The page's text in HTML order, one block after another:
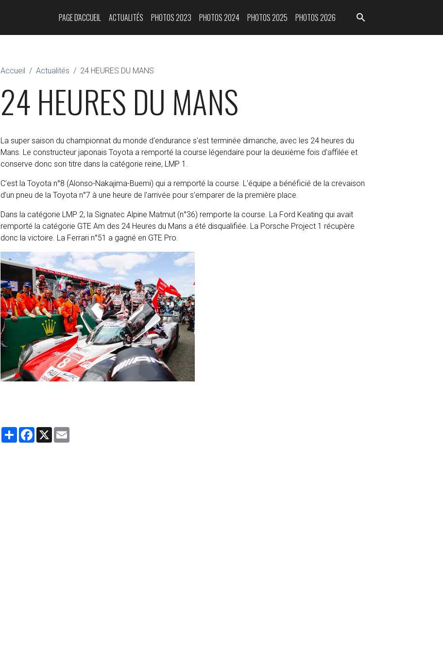
PAGE D'ACCUEIL ACTUALITÉS PHOTOS 2023 PHOTOS 2024 PHOTOS 2025 PHOTOS 2026
Accueil Actualités 24 HEURES DU MANS
24 HEURES DU MANS
La super saison du championnat du monde d'endurance s'est terminée dimanche, avec les 24 heures du
Mans. Le constructeur japonais Toyota a remporté la course légendaire pour la deuxième fois d'affilée et
conserve donc son titre dans la catégorie reine, LMP 1.
C'est la Toyota n°8 (Alonso-Nakajima-Buemi) qui a remporté la course. L'équipe a bénéficié de la crevaison
d'un pneu de la Toyota n°7 à une heure de l'arrivée pour s'emparer de la première place.
Dans la catégorie LMP 2, la Signatec Alpine Matmut (n°36) remporte la course. La Ford Keating qui avait
remporté la catégorie GTE Am des 24 Heures du Mans a été disqualifiée. La Porsche Project 1 récupère
donc la victoire. La Ferrari n°51 a gagné en GTE Pro.
PartagerFacebook
X